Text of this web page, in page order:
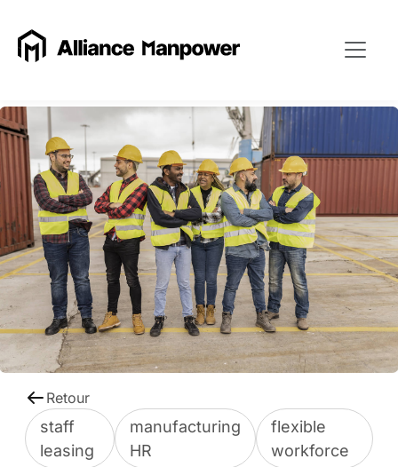
Retour
staff
leasing
manufacturing
HR
flexible
workforce